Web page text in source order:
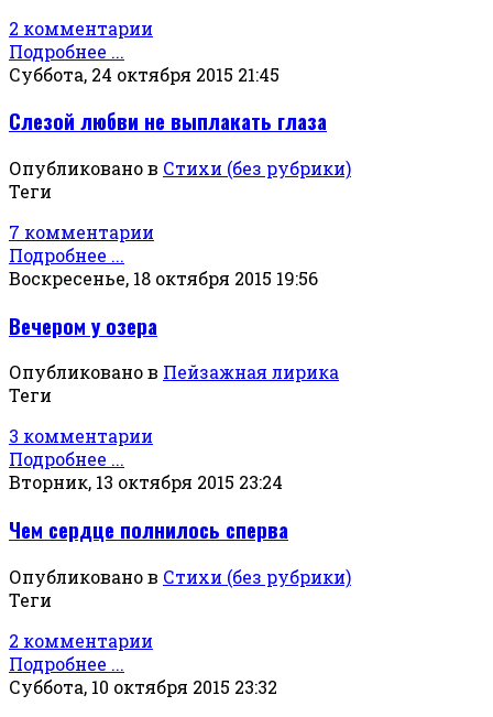
2 комментарии
Подробнее ...
Суббота, 24 октября 2015 21:45
Слезой любви не выплакать глаза
Опубликовано в Стихи (без рубрики)
Теги
7 комментарии
Подробнее ...
Воскресенье, 18 октября 2015 19:56
Вечером у озера
Опубликовано в Пейзажная лирика
Теги
3 комментарии
Подробнее ...
Вторник, 13 октября 2015 23:24
Чем сердце полнилось сперва
Опубликовано в Стихи (без рубрики)
Теги
2 комментарии
Подробнее ...
Суббота, 10 октября 2015 23:32